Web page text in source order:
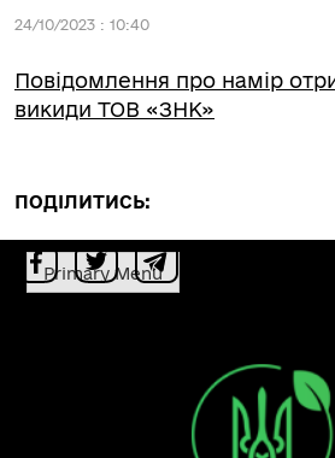
24/10/2023 : 10:40
Повідомлення про намір
викиди ТОВ «ЗНК»
ПОДІЛИТИСЬ:
Primary Menu